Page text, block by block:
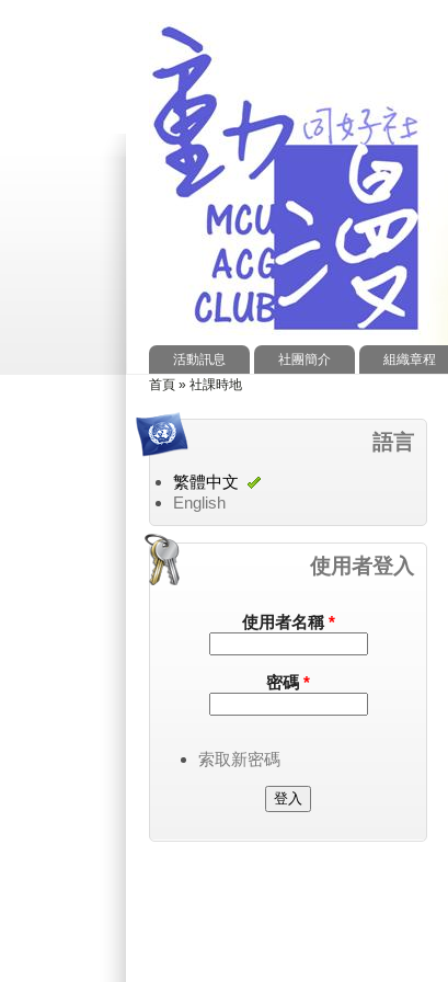
活動訊息 社團簡介 組織章程
您在這裡
首頁 »社課時地
語言
繁體中文
English
使用者登入
使用者名稱*
密碼*
索取新密碼